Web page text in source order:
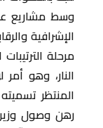
وسط مشاريع
الإشرافية
مرحلة
النار، وهو
المنتظر
رهن وصول